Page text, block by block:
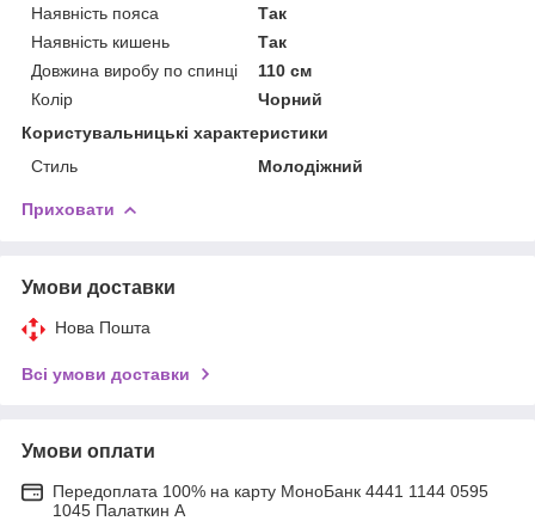
Наявність пояса
Так
Наявність кишень
Так
Довжина виробу по спинці
110 см
Колір
Чорний
Користувальницькі характеристики
Стиль
Молодіжний
Приховати
Умови доставки
Нова Пошта
Всі умови доставки
Умови оплати
Передоплата 100% на карту МоноБанк 4441 1144 0595
1045 Палаткин А